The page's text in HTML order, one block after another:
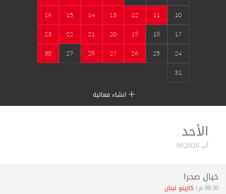
10
11
12
13
14
15
16
17
18
19
20
21
22
23
24
25
26
27
28
29
30
31
انشاء فعالية
الأحد
آب 09,2026
خيال صحرا
08:30 م |
كازينو لبنان